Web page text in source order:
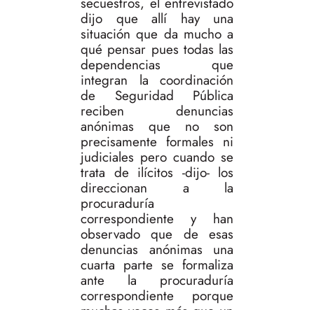
dijo que allí hay una
situación que da mucho a
qué pensar pues todas las
dependencias que
integran la coordinación
de Seguridad Pública
reciben denuncias
anónimas que no son
precisamente formales ni
judiciales pero cuando se
trata de ilícitos -dijo- los
direccionan a la
procuraduría
correspondiente y han
observado que de esas
denuncias anónimas una
cuarta parte se formaliza
ante la procuraduría
correspondiente porque